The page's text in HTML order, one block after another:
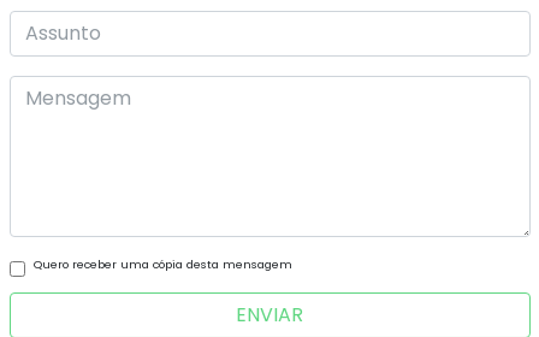
Quero receber uma cópia desta mensagem
ENVIAR